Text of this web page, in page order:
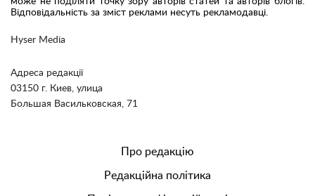
Hyser Media
Адреса редакції
03150 г. Киев, улица
Большая Васильковская, 71
Відповідальність за зміст реклами несуть рекламодавці.
Про редакцію
Редакційна політика